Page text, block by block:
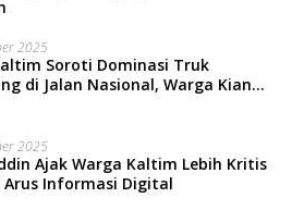
2025
Soroti Dominasi Truk
di Jalan Nasional, Warga Kian
2025
Ajak Warga Kaltim Lebih Kritis
Arus Informasi Digital